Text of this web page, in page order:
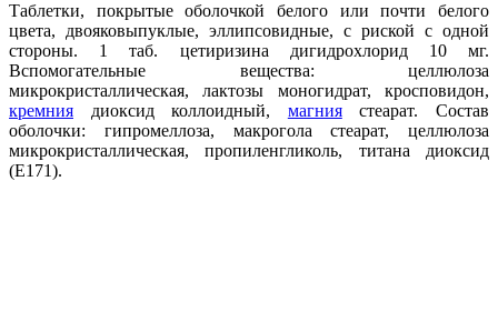
Таблетки, покрытые оболочкой белого или почти белого
цвета, двояковыпуклые, эллипсовидные, с риской с одной
стороны. 1 таб. цетиризина дигидрохлорид 10 мг.
Вспомогательные вещества: целлюлоза
микрокристаллическая, лактозы моногидрат, кросповидон,
кремния диоксид коллоидный, магниястеарат. Состав
оболочки: гипромеллоза, макрогола стеарат, целлюлоза
микрокристаллическая, пропиленгликоль, титана диоксид
(Е171).